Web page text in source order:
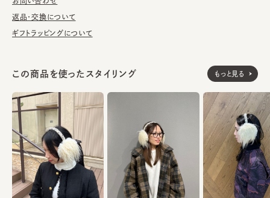
洗濯不可。汚れにつきましては、帽子が汚れてしまう前の対策と
素材
《BLACK／WHITE》
本体：アクリル33% 麻29% 綿17% ウール12% 他7% ナ
ファー部分：アクリル100%
基布：ポリレステル100%
《GRAY》
本体：綿59% ナイロン18% アクリル15% ポリエステル
7% レーヨン1%
ファー部分：アクリル100%
返品・交換について
ギフトラッピングについて
この商品を使ったスタイリング もっと見る